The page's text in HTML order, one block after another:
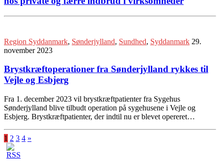
Region Syddanmark, Sønderjylland, Sundhed, Syddanmark 29.
november 2023
Brystkræftoperationer fra Sønderjylland rykkes til
Vejle og Esbjerg
Fra 1. december 2023 vil brystkræftpatienter fra Sygehus
Sønderjylland blive tilbudt operation på sygehusene i Vejle og
Esbjerg. Brystkræftpatienter, der indtil nu er blevet opereret…
1 2 3 4 »